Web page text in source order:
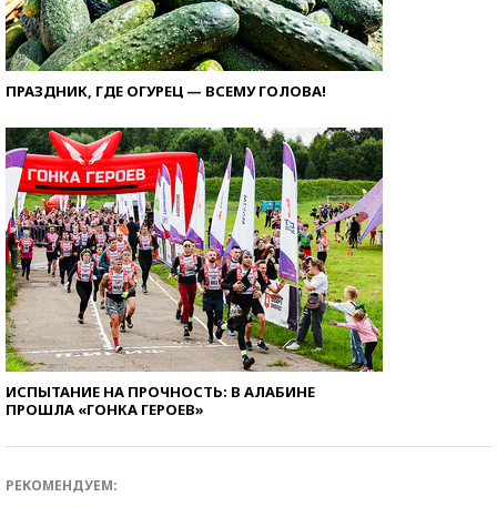
ПРАЗДНИК, ГДЕ ОГУРЕЦ — ВСЕМУ ГОЛОВА!
ИСПЫТАНИЕ НА ПРОЧНОСТЬ: В АЛАБИНЕ
ПРОШЛА «ГОНКА ГЕРОЕВ»
РЕКОМЕНДУЕМ: